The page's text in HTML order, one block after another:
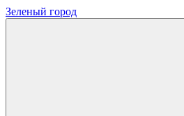
Зеленый город